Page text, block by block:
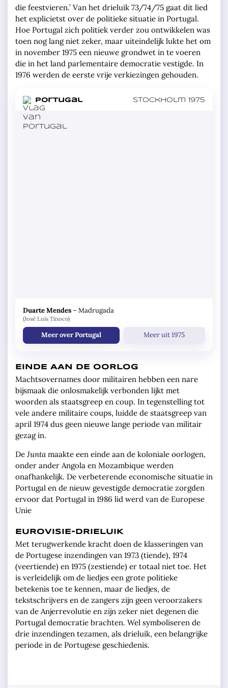
die feestvieren.’ Van het drieluik 73/74/75 gaat dit lied
het explicietst over de politieke situatie in Portugal.
Hoe Portugal zich politiek verder zou ontwikkelen was
toen nog lang niet zeker, maar uiteindelijk lukte het om
in november 1975 een nieuwe grondwet in te voeren
die in het land parlementaire democratie vestigde. In
1976 werden de eerste vrije verkiezingen gehouden.
Portugal
in Stockholm 1975
Duarte Mendes – Madrugada
(José Luís Tinoco)
Meer over Portugal Meer uit 1975
EINDE AAN DE OORLOG
Machtsovernames door militairen hebben een nare
bijsmaak die onlosmakelijk verbonden lijkt met
woorden als staatsgreep en coup. In tegenstelling tot
vele andere militaire coups, luidde de staatsgreep van
april 1974 dus geen nieuwe lange periode van militair
gezag in.
De Junta maakte een einde aan de koloniale oorlogen,
onder ander Angola en Mozambique werden
onafhankelijk. De verbeterende economische situatie in
Portugal en de nieuw gevestigde democratie zorgden
ervoor dat Portugal in 1986 lid werd van de Europese
Unie
EUROVISIE-DRIELUIK
Met terugwerkende kracht doen de klasseringen van
de Portugese inzendingen van 1973 (tiende), 1974
(veertiende) en 1975 (zestiende) er totaal niet toe. Het
is verleidelijk om de liedjes een grote politieke
betekenis toe te kennen, maar de liedjes, de
tekstschrijvers en de zangers zijn geen veroorzakers
van de Anjerrevolutie en zijn zeker niet degenen die
Portugal democratie brachten. Wel symboliseren de
drie inzendingen tezamen, als drieluik, een belangrijke
periode in de Portugese geschiedenis.